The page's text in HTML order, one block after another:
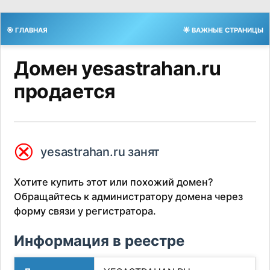
🎯 ГЛАВНАЯ 🌟 ВАЖНЫЕ СТРАНИЦЫ
Домен yesastrahan.ru
продается
⮿ yesastrahan.ru занят
Хотите купить этот или похожий домен?
Обращайтесь к администратору домена через
форму связи у регистратора.
Информация в реестре